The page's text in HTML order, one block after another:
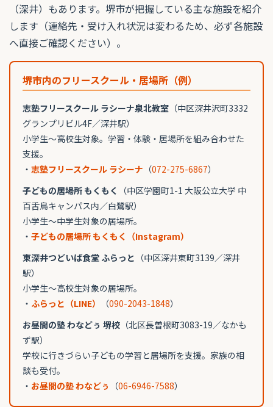
（深井）もあります。堺市が把握している主な施設を紹介
します（連絡先・受け入れ状況は変わるため、必ず各施設
へ直接ご確認ください）。
堺市内のフリースクール・居場所（例）
志塾フリースクール ラシーナ泉北教室 （中区深井沢町3332
グランプリビル4F／深井駅）
小学生〜高校生対象。学習・体験・居場所を組み合わせた
支援。
・ 志塾フリースクール ラシーナ （072-275-6867）
子どもの居場所 もくもく
（中区学園町1-1 大阪公立大学 中
百舌鳥キャンパス内／白鷺駅）
小学生〜中学生対象の居場所。
・ 子どもの居場所 もくもく（Instagram）
東深井つどいば食堂 ふらっと （中区深井東町3139／深井
駅）
小学生〜高校生対象の居場所。
・ ふらっと（LINE） （090-2043-1848）
お昼間の塾 わなどぅ 堺校 （北区長曽根町3083-19／なかも
ず駅）
学校に行きづらい子どもの学習と居場所を支援。家族の相
談も受付。
・ お昼間の塾 わなどぅ （06-6946-7588）